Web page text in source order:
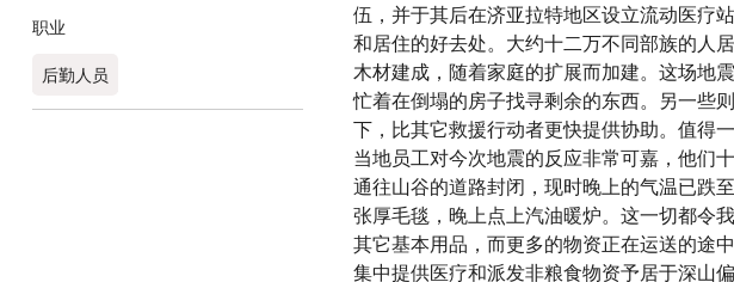
职业
后勤人员
伍，并于其后在济亚拉特地区设立流动医疗
和居住的好去处。大约十二万不同部族的人
木材建成，随着家庭的扩展而加建。这场地
忙着在倒塌的房子找寻剩余的东西。另一些
下，比其它救援行动者更快提供协助。值得
当地员工对今次地震的反应非常可嘉，他们
通往山谷的道路封闭，现时晚上的气温已跌
张厚毛毯，晚上点上汽油暖炉。这一切都令
其它基本用品，而更多的物资正在运送的途
集中提供医疗和派发非粮食物资予居于深山